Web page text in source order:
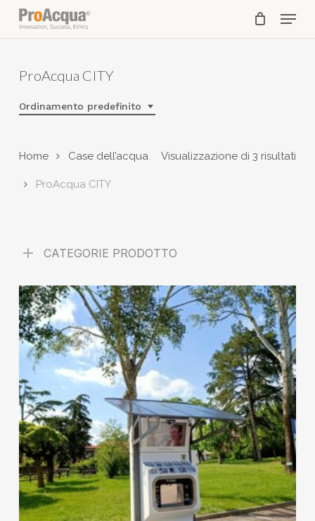
Skip
main
Menu
ProAcqua CITY
Ordinamento predefinito
Visualizzazione di 3 risultati
Home Case dell’acqua
ProAcqua CITY
CATEGORIE PRODOTTO